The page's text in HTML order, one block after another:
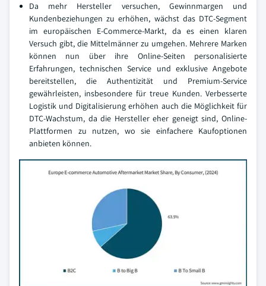
Da mehr Hersteller versuchen, Gewinnmargen und
Kundenbeziehungen zu erhöhen, wächst das DTC-Segment
im europäischen E-Commerce-Markt, da es einen klaren
Versuch gibt, die Mittelmänner zu umgehen. Mehrere Marken
können nun über ihre Online-Seiten personalisierte
Erfahrungen, technischen Service und exklusive Angebote
bereitstellen, die Authentizität und Premium-Service
gewährleisten, insbesondere für treue Kunden. Verbesserte
Logistik und Digitalisierung erhöhen auch die Möglichkeit für
DTC-Wachstum, da die Hersteller eher geneigt sind, Online-
Plattformen zu nutzen, wo sie einfachere Kaufoptionen
anbieten können.